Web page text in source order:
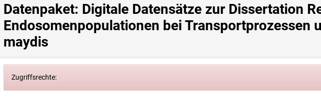
Datenpaket: Digitale Datensätze zur Dissertation
Endosomenpopulationen bei Transportprozessen
maydis
Zugriffsrechte: